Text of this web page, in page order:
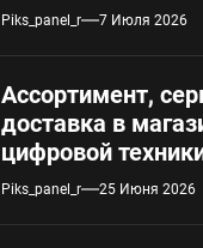
Piks_panel_r 7 Июля 2026
Ассортимент,
доставка в
цифровой
работающем с
Piks_panel_r 25 Июня 2026